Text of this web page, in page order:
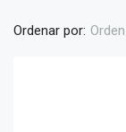
Ordenar por: